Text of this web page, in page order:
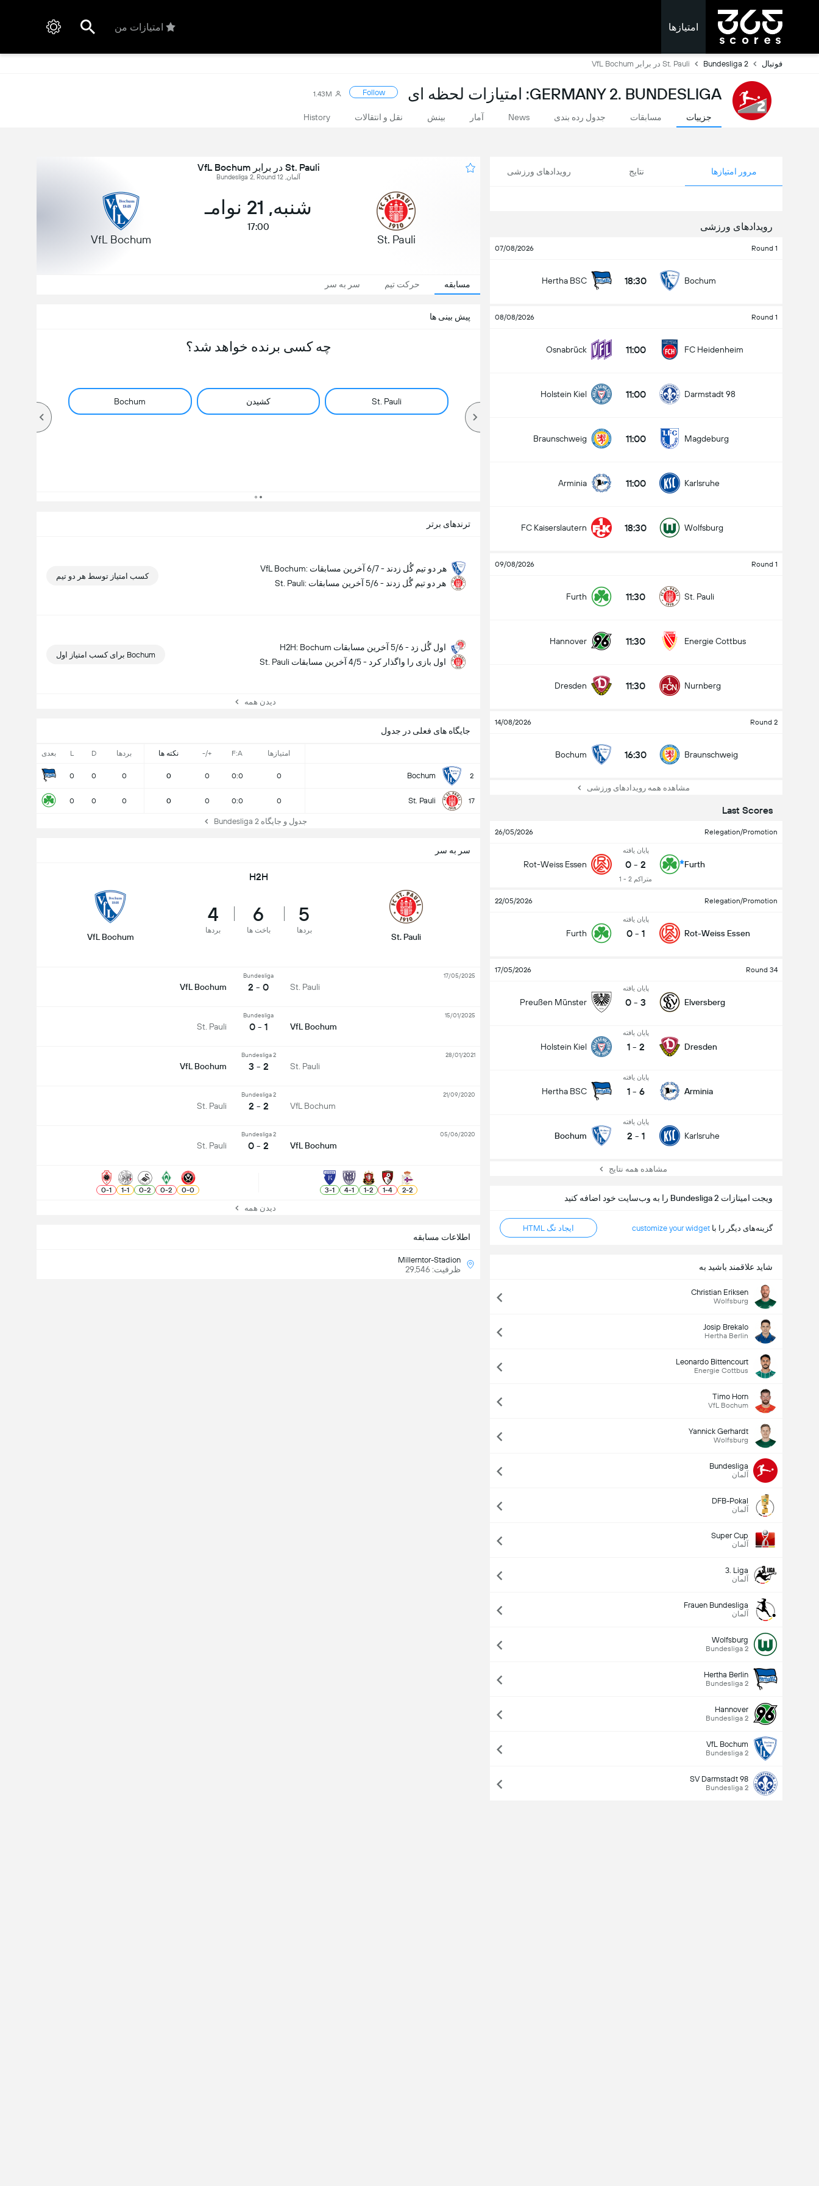
امتیازها امتیازات من
فوتبال Bundesliga 2 St. Pauli در برابر VfL Bochum
GERMANY 2. BUNDESLIGA: امتیازات لحظه ای Follow
1.43M
جزییات مسابقات جدول رده بندی News آمار بینش نقل و انتقالات History
مرور امتیازها نتایج رویدادهای ورزشی
رویدادهای ورزشی
Round 1
07/08/2026
Bochum
18:30
Hertha BSC
Round 1
08/08/2026
FC Heidenheim
11:00
Osnabrück
Darmstadt 98
11:00
Holstein Kiel
Magdeburg
11:00
Braunschweig
Karlsruhe
11:00
Arminia
Wolfsburg
18:30
FC Kaiserslautern
Round 1
09/08/2026
St. Pauli
11:30
Furth
Energie Cottbus
11:30
Hannover
Nurnberg
11:30
Dresden
Round 2
14/08/2026
Braunschweig
16:30
Bochum
مشاهده همه رویدادهای ورزشی
Last Scores
Relegation/Promotion
26/05/2026
Furth
پایان یافته
2
-
0
متراکم 2 - 1
Rot-Weiss Essen
Relegation/Promotion
22/05/2026
Rot-Weiss Essen
پایان یافته
1
-
0
Furth
Round 34
17/05/2026
Elversberg
پایان یافته
3
-
0
Preußen Münster
Dresden
پایان یافته
2
-
1
Holstein Kiel
Arminia
پایان یافته
6
-
1
Hertha BSC
Karlsruhe
پایان یافته
1
-
2
Bochum
مشاهده همه نتایج
ویجت امیتازات Bundesliga 2 را به وب‌سایت خود اضافه کنید
گزینه‌های دیگر را با customize your widget ایجاد تگ HTML
شاید علاقمند باشید به
Christian Eriksen
Wolfsburg
Josip Brekalo
Hertha Berlin
Leonardo Bittencourt
Energie Cottbus
Timo Horn
VfL Bochum
Yannick Gerhardt
Wolfsburg
Bundesliga
آلمان
DFB-Pokal
آلمان
Super Cup
آلمان
3. Liga
آلمان
Frauen Bundesliga
آلمان
Wolfsburg
Bundesliga 2
Hertha Berlin
Bundesliga 2
Hannover
Bundesliga 2
VfL Bochum
Bundesliga 2
SV Darmstadt 98
Bundesliga 2
St. Pauli در برابر VfL Bochum
آلمان, Bundesliga 2, Round 12
St. Pauli
شنبه, 21 نوامـ
17:00
VfL Bochum
مسابقه حرکت تیم سر به سر
پیش بینی ها
چه کسی برنده خواهد شد؟
St. Pauli کشیدن Bochum
کل گل های بازی (2.5)
ترندهای برتر
VfL Bochum: هر دو تیم گُل زدند - 6/7 آخرین مسابقات
St. Pauli: هر دو تیم گُل زدند - 5/6 آخرین مسابقات
کسب امتیاز توسط هر دو تیم
H2H: Bochum اول گُل زد - 5/6 آخرین مسابقات
St. Pauli اول بازی را واگذار کرد - 4/5 آخرین مسابقات
Bochum برای کسب امتیاز اول
دیدن همه
جایگاه های فعلی در جدول
امتیازها F:A
+/- نکته ها بردها D
L بعدی
2
Bochum
0
0:0
0
0
0
0
0
17
St. Pauli
0
0:0
0
0
0
0
0
جدول و جایگاه Bundesliga 2
اطلاعات مسابقه
Millerntor-Stadion
ظرفیت: 29,546
سر به سر
H2H
St. Pauli
5
بردها
6
باخت ها
4
بردها
VfL Bochum
St. Pauli
Bundesliga
0 - 2
VfL Bochum
17/05/2025
VfL Bochum
Bundesliga
1 - 0
St. Pauli
15/01/2025
St. Pauli
Bundesliga 2
2 - 3
VfL Bochum
28/01/2021
VfL Bochum
Bundesliga 2
2 - 2
St. Pauli
21/09/2020
VfL Bochum
Bundesliga 2
2 - 0
St. Pauli
05/06/2020
2
-
2
4
-
1
2
-
1
1
-
4
1
-
3
0
-
0
2
-
0
2
-
0
1
-
1
1
-
0
دیدن همه